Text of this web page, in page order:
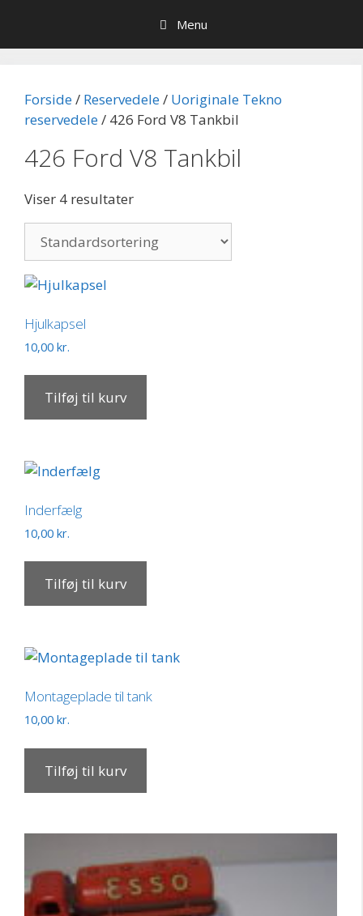
indhold
Menu
Forside/ Reservedele/ Uoriginale Tekno
reservedele/ 426 Ford V8 Tankbil
426 Ford V8 Tankbil
Viser 4 resultater
Hjulkapsel
10,00 kr.
Tilføj til kurv
Inderfælg
10,00 kr.
Tilføj til kurv
Montageplade til tank
10,00 kr.
Tilføj til kurv